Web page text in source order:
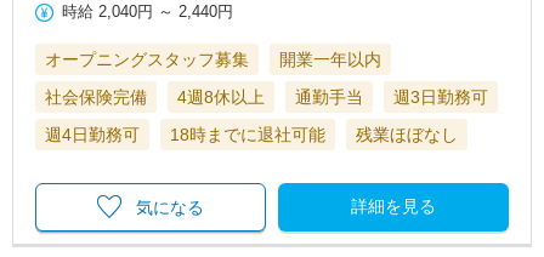
時給 2,040円 ～ 2,440円
オープニングスタッフ募集
開業一年以内
社会保険完備
4週8休以上 通勤手当
週3日勤務可
週4日勤務可
18時までに退社可能 残業ほぼなし
詳細を見る
気になる